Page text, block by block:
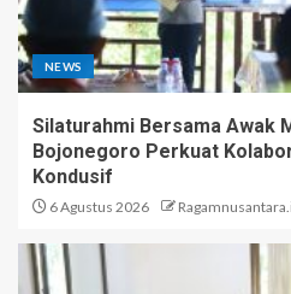
NEWS
Silaturahmi Bersama Awak
Bojonegoro Perkuat
Kondusif
6 Agustus 2026